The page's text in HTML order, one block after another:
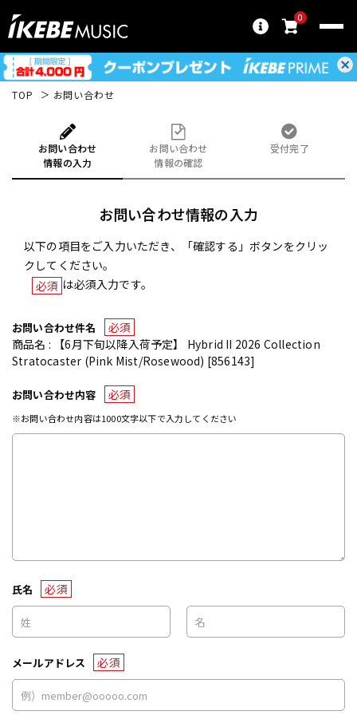
0
TOP お問い合わせ
お問い合わせ
情報の入力
お問い合わせ
情報の確認
受付完了
お問い合わせ情報の入力
以下の項目をご入力いただき、「確認する」ボタンをクリッ
クしてください。
必須 は必須入力です。
お問い合わせ件名
必須
商品名 : 【6月下旬以降入荷予定】 Hybrid II 2026 Collection
Stratocaster (Pink Mist/Rosewood) [856143]
お問い合わせ内容 必須
※お問い合わせ内容は1000文字以下で入力してください
氏名 必須
メールアドレス 必須